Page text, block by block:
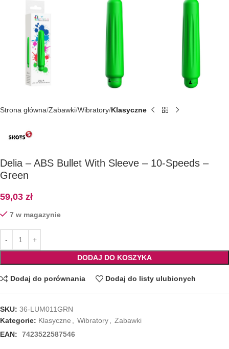
Strona główna Zabawki Wibratory Klasyczne
Delia – ABS Bullet With Sleeve – 10-Speeds –
Green
59,03 zł
7 w magazynie
DODAJ DO KOSZYKA
Dodaj do porównania Dodaj do listy ulubionych
SKU: 36-LUM011GRN
Kategorie: Klasyczne Wibratory
Zabawki
EAN:
7423522587546